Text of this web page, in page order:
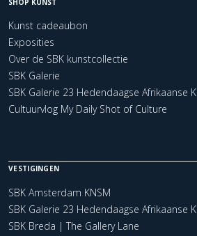
SHOP KUNST
Kunst cadeaubon
Exposities
Over de SBK kunstcollectie
SBK Galerie
SBK Galerie 23 Hedendaagse Afrikaanse
Cultuurvlog My Daily Shot of Culture
VESTIGINGEN
SBK Amsterdam KNSM
SBK Galerie 23 Hedendaagse Afrikaanse
SBK Breda | The Gallery Lane